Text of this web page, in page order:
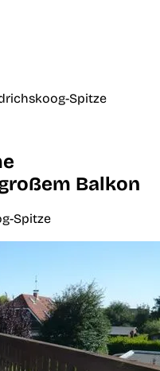
Spitze
Balkon
Spitze